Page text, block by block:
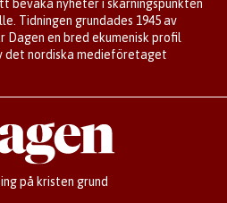
bevaka nyheter i skärningspunkten
Tidningen grundades 1945 av
Dagen en bred ekumenisk profil
det nordiska medieföretaget
på kristen grund